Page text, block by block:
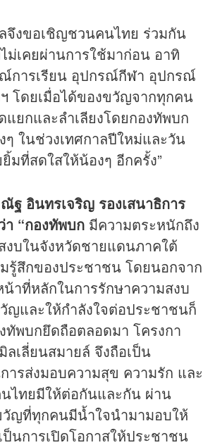
งขอเชิญชวนคนไทย ร่วมกัน
เคยผ่านการใช้มาก่อน อาทิ
การเรียน อุปกรณ์กีฬา อุปกรณ์
ฯ โดยเมื่อได้ของขวัญจากทุกคน
แยกและลำเลียงโดยกองทัพบก
ๆ ในช่วงเทศกาลปีใหม่และวัน
มที่สดใสให้น้องๆ อีกครั้ง”
ฐ อินทรเจริญ รองเสนาธิการ
า “กองทัพบก มีความตระหนักถึง
บในจังหวัดชายแดนภาคใต้
รู้สึกของประชาชน โดยนอกจาก
าที่หลักในการรักษาความสงบ
ญและให้กำลังใจต่อประชาชนก็
ทัพบกยึดถือตลอดมา โครงกา
ลเลี่ยนสมายล์ จึงถือเป็น
ารส่งมอบความสุข ความรัก และ
ไทยมีให้ต่อกันและกัน ผ่าน
ญที่ทุกคนมีน้ำใจนำมามอบให้
ป็นการเปิดโอกาสให้ประชาชน